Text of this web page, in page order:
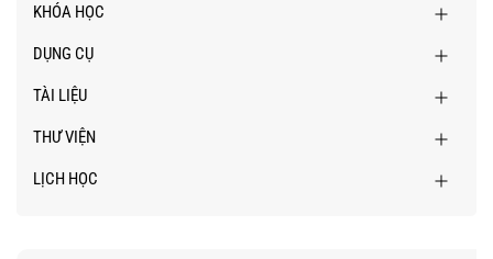
KHÓA HỌC
DỤNG CỤ
TÀI LIỆU
THƯ VIỆN
LỊCH HỌC